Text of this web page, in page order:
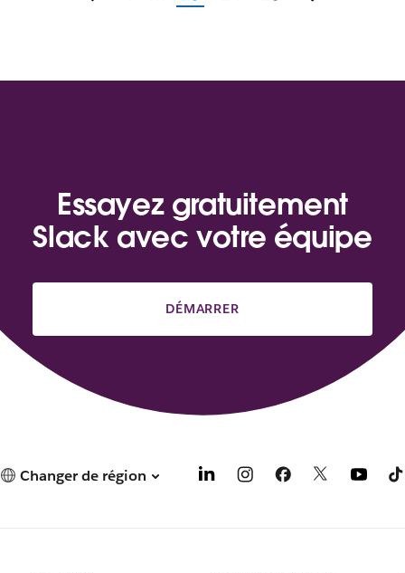
Essayez gratuitement
Slack avec votre équipe
DÉMARRER
Changer de région